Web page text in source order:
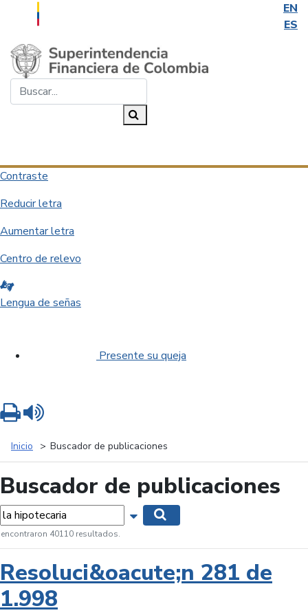
EN
ES
Saltar al contenido principal
Contraste
Reducir letra
Aumentar letra
Centro de relevo
Lengua de señas
Presente su queja
Inicio Buscador de publicaciones
Buscador de publicaciones
Mostrar opciones de búsqueda
encontraron 40110 resultados.
Resoluci&oacute;n 281 de
1.998
Imprimir